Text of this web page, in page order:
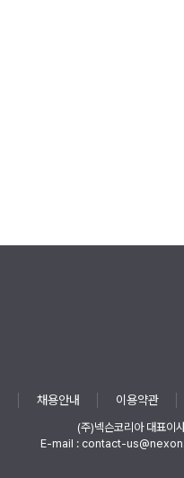
채용안내 이용약관
(주)넥슨코리아 대표이
E-mail : contact-